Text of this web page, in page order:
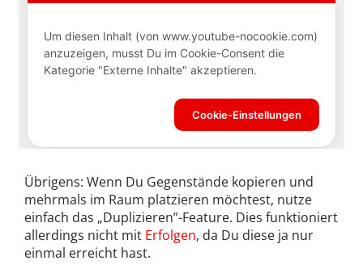
Übrigens: Wenn Du Gegenstände kopieren und
mehrmals im Raum platzieren möchtest, nutze
einfach das „Duplizieren”-Feature. Dies funktioniert
allerdings nicht mit Erfolgen, da Du diese ja nur
einmal erreicht hast.